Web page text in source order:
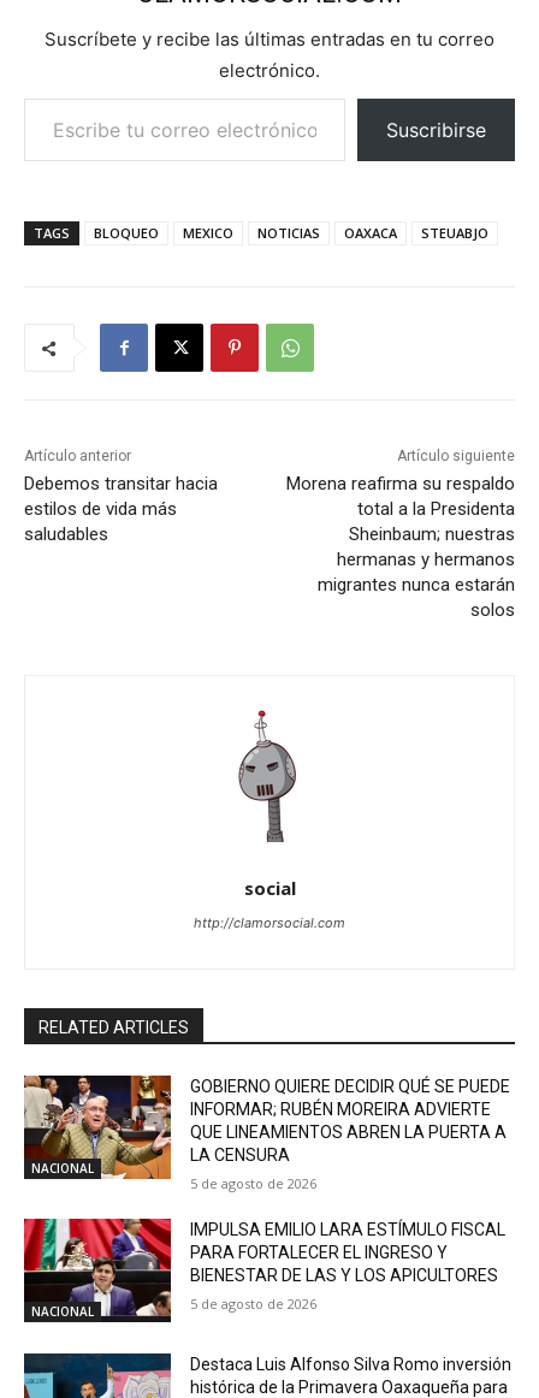
Suscríbete y recibe las últimas entradas en tu correo
electrónico.
Escribe tu correo electrónico…
Suscribirse
TAGS BLOQUEO MEXICO NOTICIAS OAXACA STEUABJO
Artículo anterior
Debemos transitar hacia
estilos de vida más
saludables
Artículo siguiente
Morena reafirma su respaldo
total a la Presidenta
Sheinbaum; nuestras
hermanas y hermanos
migrantes nunca estarán
solos
social
http://clamorsocial.com
RELATED ARTICLES
NACIONAL
GOBIERNO QUIERE DECIDIR QUÉ SE PUEDE
INFORMAR; RUBÉN MOREIRA ADVIERTE
QUE LINEAMIENTOS ABREN LA PUERTA A
LA CENSURA
5 de agosto de 2026
NACIONAL
IMPULSA EMILIO LARA ESTÍMULO FISCAL
PARA FORTALECER EL INGRESO Y
BIENESTAR DE LAS Y LOS APICULTORES
5 de agosto de 2026
Destaca Luis Alfonso Silva Romo inversión
histórica de la Primavera Oaxaqueña para